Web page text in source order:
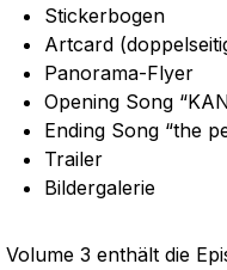
Stickerbogen
Artcard
Panorama-Flyer
Opening Song
Ending Song “the
Trailer
Bildergalerie
Volume 3 enthält die